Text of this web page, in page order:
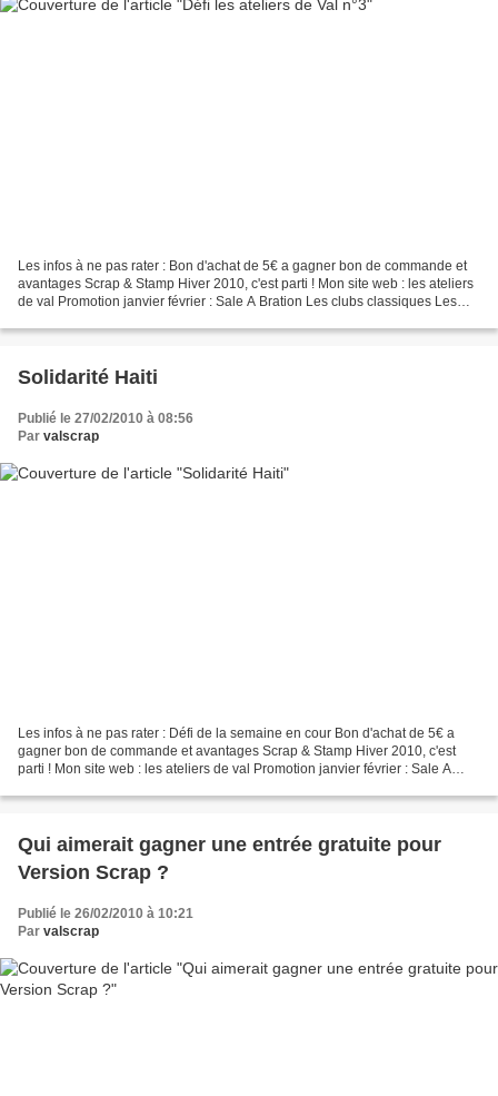
Les infos à ne pas rater : Bon d'achat de 5€ a gagner bon de commande et
avantages Scrap & Stamp Hiver 2010, c'est parti ! Mon site web : les ateliers
de val Promotion janvier février : Sale A Bration Les clubs classiques Les
Solidarité Haiti
Publié le 27/02/2010 à 08:56
Par valscrap
Les infos à ne pas rater : Défi de la semaine en cour Bon d'achat de 5€ a
gagner bon de commande et avantages Scrap & Stamp Hiver 2010, c'est
parti ! Mon site web : les ateliers de val Promotion janvier février : Sale A
Qui aimerait gagner une entrée gratuite pour
Version Scrap ?
Publié le 26/02/2010 à 10:21
Par valscrap